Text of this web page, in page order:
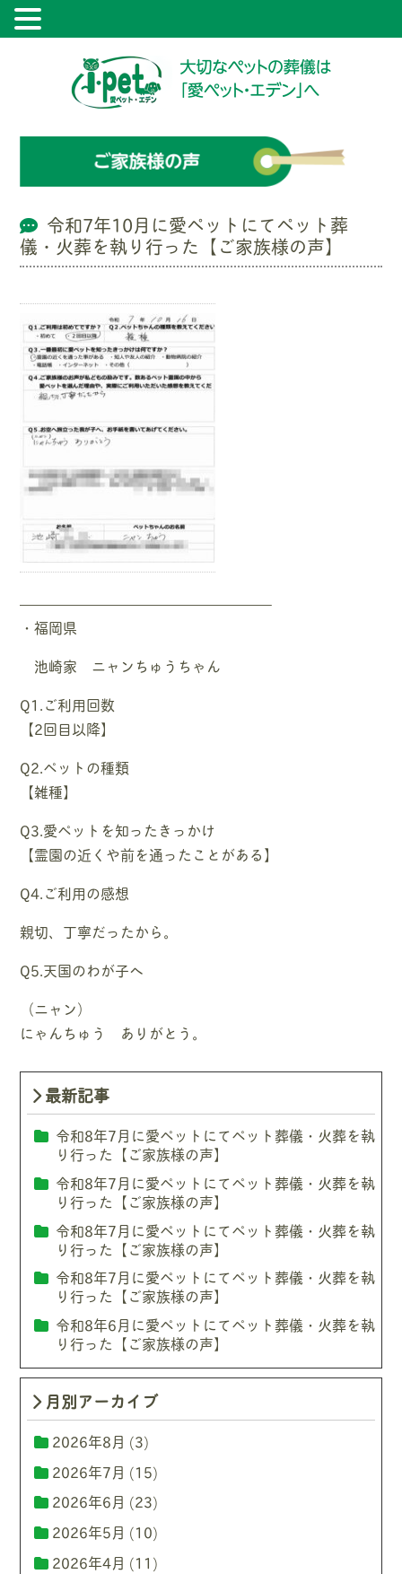
令和7年10月に愛ペットにてペット葬
儀・火葬を執り行った【ご家族様の声】
—————————————————–
・福岡県
池崎家 ニャンちゅうちゃん
Q1.ご利用回数
【2回目以降】
Q2.ペットの種類
【雑種】
Q3.愛ペットを知ったきっかけ
【霊園の近くや前を通ったことがある】
Q4.ご利用の感想
親切、丁寧だったから。
Q5.天国のわが子へ
（ニャン）
にゃんちゅう ありがとう。
最新記事
令和8年7月に愛ペットにてペット葬儀・火葬を執
り行った【ご家族様の声】
令和8年7月に愛ペットにてペット葬儀・火葬を執
り行った【ご家族様の声】
令和8年7月に愛ペットにてペット葬儀・火葬を執
り行った【ご家族様の声】
令和8年7月に愛ペットにてペット葬儀・火葬を執
り行った【ご家族様の声】
令和8年6月に愛ペットにてペット葬儀・火葬を執
り行った【ご家族様の声】
月別アーカイブ
2026年8月 (3)
2026年7月 (15)
2026年6月 (23)
2026年5月 (10)
2026年4月 (11)